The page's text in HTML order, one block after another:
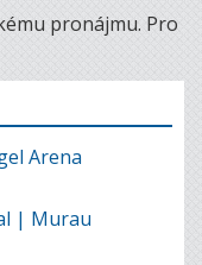
pronájmu. Pro
Arena
| Murau